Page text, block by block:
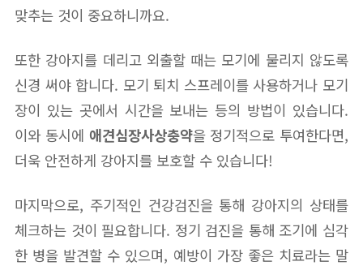
맞추는 것이 중요하니까요.
또한 강아지를 데리고 외출할 때는 모기에 물리지 않도록
신경 써야 합니다. 모기 퇴치 스프레이를 사용하거나 모기
장이 있는 곳에서 시간을 보내는 등의 방법이 있습니다.
이와 동시에 애견심장사상충약을 정기적으로 투여한다면,
더욱 안전하게 강아지를 보호할 수 있습니다!
마지막으로, 주기적인 건강검진을 통해 강아지의 상태를
체크하는 것이 필요합니다. 정기 검진을 통해 조기에 심각
한 병을 발견할 수 있으며, 예방이 가장 좋은 치료라는 말